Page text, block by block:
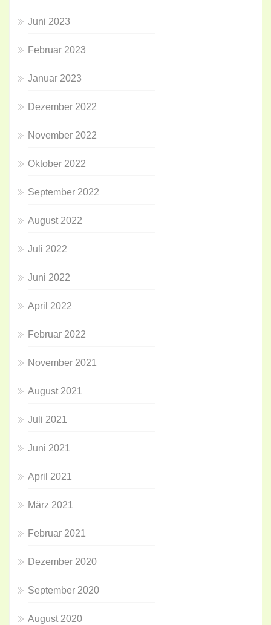
Juni 2023
Februar 2023
Januar 2023
Dezember 2022
November 2022
Oktober 2022
September 2022
August 2022
Juli 2022
Juni 2022
April 2022
Februar 2022
November 2021
August 2021
Juli 2021
Juni 2021
April 2021
März 2021
Februar 2021
Dezember 2020
September 2020
August 2020